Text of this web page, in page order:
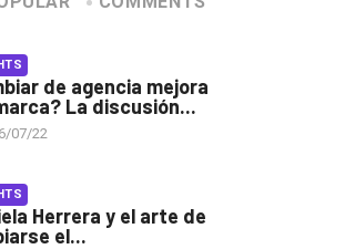
de agencia mejora
La discusión...
07/22
Herrera y el arte de
el...